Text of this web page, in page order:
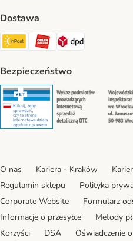
Dostawa
Paczkomat® Shipping Method
ORLEN Paczka
DPD
Bezpieczeństwo
Security Security
O nas Kariera - Kraków
Regulamin sklepu
Polityka
Corporate Website
Formularz
Informacje o przesyłce
Metody
Korzyści
DSA Oświadczenie